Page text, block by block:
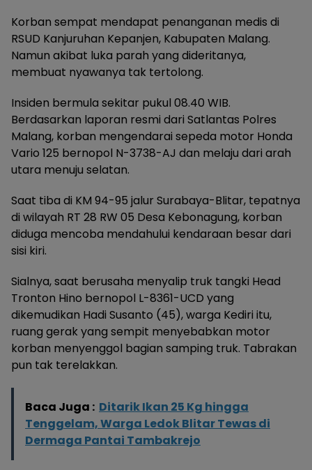
Korban sempat mendapat penanganan medis di
RSUD Kanjuruhan Kepanjen, Kabupaten Malang.
Namun akibat luka parah yang dideritanya,
membuat nyawanya tak tertolong.
Insiden bermula sekitar pukul 08.40 WIB.
Berdasarkan laporan resmi dari Satlantas Polres
Malang, korban mengendarai sepeda motor Honda
Vario 125 bernopol N-3738-AJ dan melaju dari arah
utara menuju selatan.
Saat tiba di KM 94-95 jalur Surabaya-Blitar, tepatnya
di wilayah RT 28 RW 05 Desa Kebonagung, korban
diduga mencoba mendahului kendaraan besar dari
sisi kiri.
Sialnya, saat berusaha menyalip truk tangki Head
Tronton Hino bernopol L-8361-UCD yang
dikemudikan Hadi Susanto (45), warga Kediri itu,
ruang gerak yang sempit menyebabkan motor
korban menyenggol bagian samping truk. Tabrakan
pun tak terelakkan.
Baca Juga : Ditarik Ikan 25 Kg hingga
Tenggelam, Warga Ledok Blitar Tewas di
Dermaga Pantai Tambakrejo